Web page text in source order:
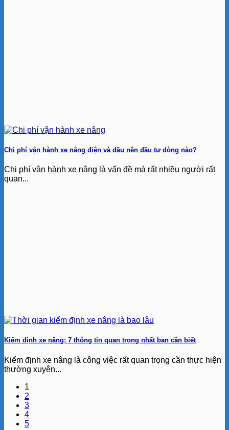
Chi phí vận hành xe nâng điện và dầu nên đầu tư dòng nào?
Chi phí vận hành xe nâng là vấn đề mà rất nhiều người rất
quan...
Kiểm định xe nâng: 7 thông tin quan trọng nhất bạn cần biết
Kiểm định xe nâng là công việc rất quan trọng cần thực hiện
thường xuyên...
1
2
3
4
5